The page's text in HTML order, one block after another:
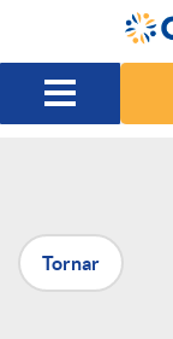
Salta al contingut
P
u
Tornar